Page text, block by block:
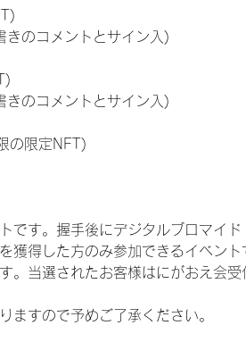
のコメントとサイン入)
のコメントとサイン入)
の限定NFT)
です。握手後にデジタルブロマイ
獲得した方のみ参加できるイベン
。当選されたお客様はにがおえ会
すので予めご了承ください。